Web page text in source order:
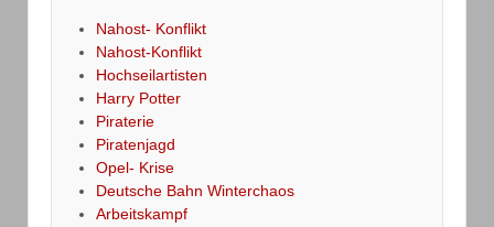
Nahost- Konflikt
Nahost-Konflikt
Hochseilartisten
Harry Potter
Piraterie
Piratenjagd
Opel- Krise
Deutsche Bahn Winterchaos
Arbeitskampf